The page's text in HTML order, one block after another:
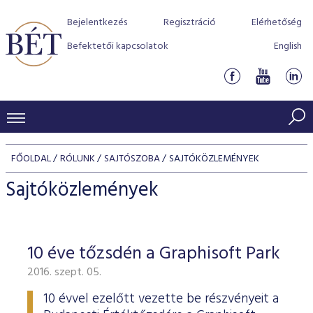
Bejelentkezés Regisztráció
Elérhetőség
Befektetői kapcsolatok
English
KERESKEDÉSI ADATOK
INDEXEK
Jelzáloglevél indexek
Azonnali Piac
Részvények
Származékos piac
BEFEKTETŐK
Részvény szekció
Hitelpapír szekció
BÉT szabályzatok
Befektetővédelem
Alkalmazott díjstruktúra
Elszámolás
Részvény és vállalati kötvény tőzsdei bevezetését
program
BÉT Xtend - Részvénypiac egyszerűen
TŐZSDETAGOK
Tőzsdetagok, üzletkötők
VENDOROK
FŐOLDAL RÓLUNK SAJTÓSZOBA SAJTÓKÖZLEMÉNYEK
Sajtóközlemények
10 éve tőzsdén a Graphisoft Park
2016. szept. 05.
10 évvel ezelőtt vezette be részvényeit a